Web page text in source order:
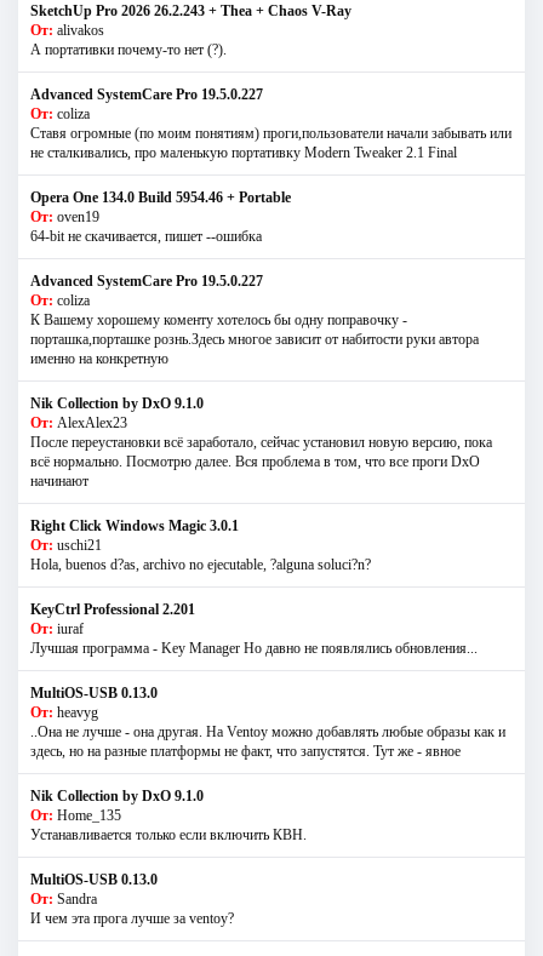
SketchUp Pro 2026 26.2.243 + Thea + Chaos V-Ray
От: alivakos
А портативки почему-то нет (?).
Advanced SystemCare Pro 19.5.0.227
От: coliza
Ставя огромные (по моим понятиям) проги,пользователи начали забывать или
не сталкивались, про маленькую портативку Modern Tweaker 2.1 Final
Opera One 134.0 Build 5954.46 + Portable
От: oven19
64-bit не скачивается, пишет --ошибка
Advanced SystemCare Pro 19.5.0.227
От: coliza
К Вашему хорошему коменту хотелось бы одну поправочку -
порташка,порташке рознь.Здесь многое зависит от набитости руки автора
именно на конкретную
Nik Collection by DxO 9.1.0
От: AlexAlex23
После переустановки всё заработало, сейчас установил новую версию, пока
всё нормально. Посмотрю далее. Вся проблема в том, что все проги DxO
начинают
Right Click Windows Magic 3.0.1
От: uschi21
Hola, buenos d?as, archivo no ejecutable, ?alguna soluci?n?
KeyCtrl Professional 2.201
От: iuraf
Лучшая программа - Key Manager Но давно не появлялись обновления...
MultiOS-USB 0.13.0
От: heavyg
..Она не лучше - она другая. На Ventoy можно добавлять любые образы как и
здесь, но на разные платформы не факт, что запустятся. Тут же - явное
Nik Collection by DxO 9.1.0
От: Home_135
Устанавливается только если включить КВН.
MultiOS-USB 0.13.0
От: Sandra
И чем эта прога лучше за ventoy?